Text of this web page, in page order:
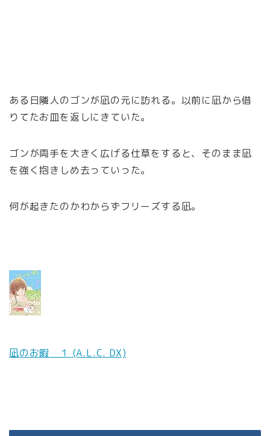
ある日隣人のゴンが凪の元に訪れる。以前に凪から借
りてたお皿を返しにきていた。
ゴンが両手を大きく広げる仕草をすると、そのまま凪
を強く抱きしめ去っていった。
何が起きたのかわからずフリーズする凪。
凪のお暇 １ (A.L.C. DX)